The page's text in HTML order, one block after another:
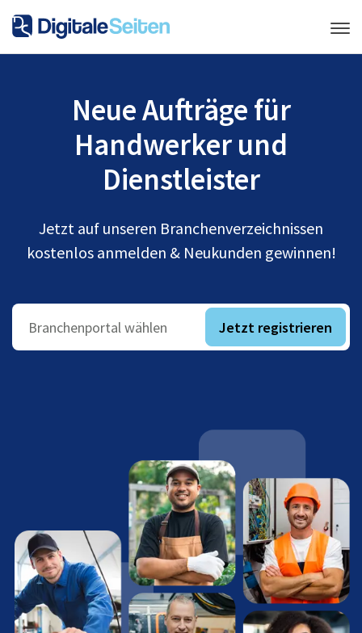
Neue Aufträge für
Handwerker und
Dienstleister
Jetzt auf unseren Branchenverzeichnissen
kostenlos anmelden & Neukunden gewinnen!
Branchenportal wählen Jetzt registrieren